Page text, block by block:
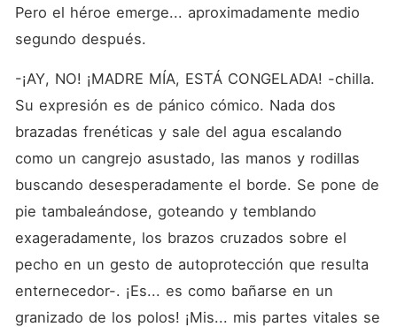
Pero el héroe emerge... aproximadamente medio
segundo después.
-¡AY, NO! ¡MADRE MÍA, ESTÁ CONGELADA! -chilla.
Su expresión es de pánico cómico. Nada dos
brazadas frenéticas y sale del agua escalando
como un cangrejo asustado, las manos y rodillas
buscando desesperadamente el borde. Se pone de
pie tambaleándose, goteando y temblando
exageradamente, los brazos cruzados sobre el
pecho en un gesto de autoprotección que resulta
enternecedor-. ¡Es... es como bañarse en un
granizado de los polos! ¡Mis... mis partes vitales se